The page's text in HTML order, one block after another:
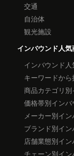
交通
自治体
観光施設
インバウンド人
インバウンド
キーワードから
商品カテゴリ
価格帯別イン
メーカー別イ
ブランド別イ
店舗業態別イ
チェーン別イ